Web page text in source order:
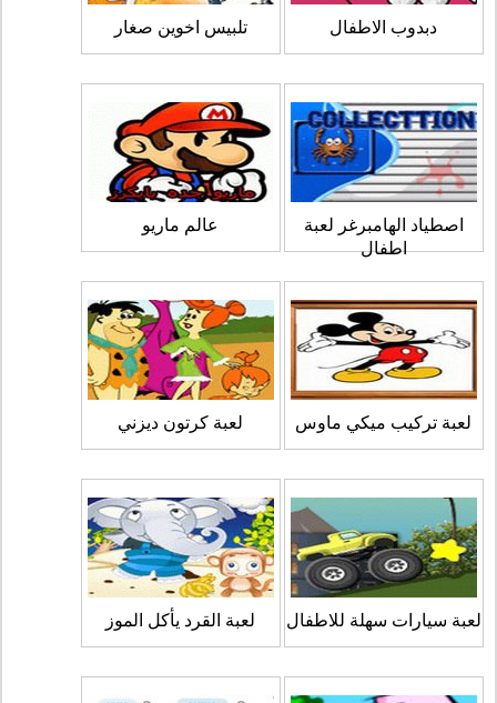
دبدوب الاطفال تلبيس اخوين صغار
اصطياد الهامبرغر لعبة
اطفال
عالم ماريو
لعبة تركيب ميكي ماوس لعبة كرتون ديزني
لعبة سيارات سهلة للاطفال لعبة القرد يأكل الموز